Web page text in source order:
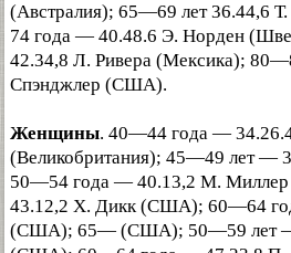
(Австралия); 65—69 лет 36.44,6
74 года — 40.48.6 Э. Норден
42.34,8 Л. Ривера (Мексика);
Спэнджлер (США).
Женщины. 40—44 года —
(Великобритания); 45—49 лет —
50—54 года — 40.13,2 М.
43.12,2 X. Дикк (США); 60—64
(США); 65— (США); 50—59 лет —